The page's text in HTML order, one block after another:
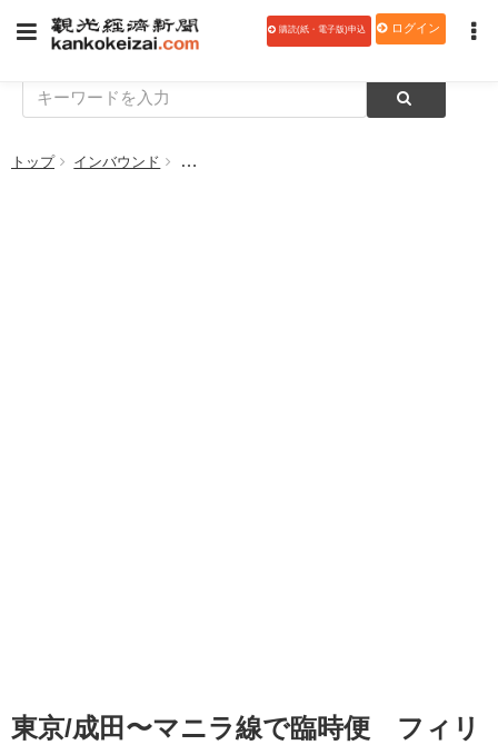
購読(紙・電子版)申込 ログイン
トップ インバウンド 東京/成田〜マニラ線で臨時便 フィリピン航空
東京/成田〜マニラ線で臨時便 フィリ